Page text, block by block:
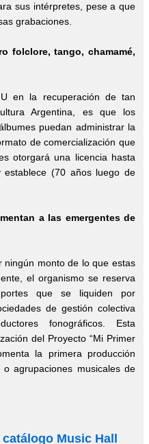
sus intérpretes, pese a que
grabaciones.
folclore, tango, chamamé,
en la recuperación de tan
Argentina, es que los
puedan administrar la
de comercialización que
otorgará una licencia hasta
(70 años luego de
a las emergentes de
ningún monto de lo que estas
el organismo se reserva
que se liquiden por
de gestión colectiva
fonográficos. Esta
del Proyecto “Mi Primer
la primera producción
agrupaciones musicales de
Music Hall